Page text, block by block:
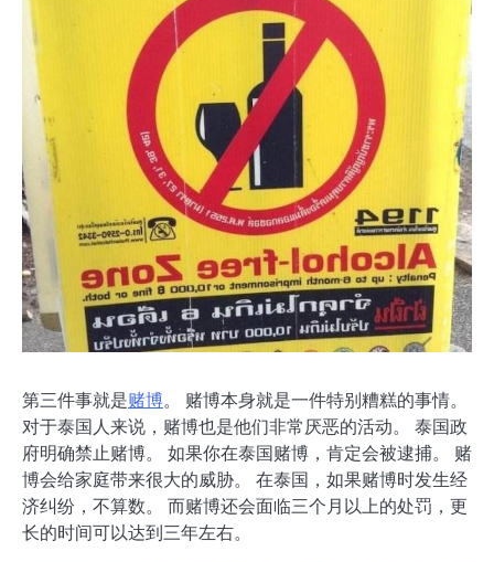
第三件事就是赌博。 赌博本身就是一件特别糟糕的事情。
对于泰国人来说，赌博也是他们非常厌恶的活动。 泰国政
府明确禁止赌博。 如果你在泰国赌博，肯定会被逮捕。 赌
博会给家庭带来很大的威胁。 在泰国，如果赌博时发生经
济纠纷，不算数。 而赌博还会面临三个月以上的处罚，更
长的时间可以达到三年左右。